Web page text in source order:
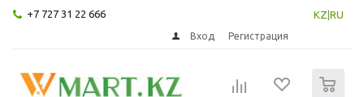
+7 727 31 22 666 KZ RU
Вход Регистрация